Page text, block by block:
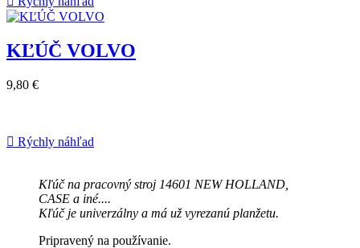
KĽÚČ VOLVO
9,80 €
 Rýchly náhľad
Kľúč na pracovný stroj 14601 NEW HOLLAND,
CASE a iné....
Kľúč je univerzálny a má už vyrezanú planžetu.
Pripravený na používanie.